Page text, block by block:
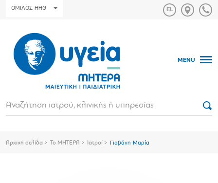
ΟΜΙΛΟΣ HHG
MENU
Αρχική σελίδα Το ΜΗΤΕΡΑ Ιατροί Γιοβάνη Μαρία